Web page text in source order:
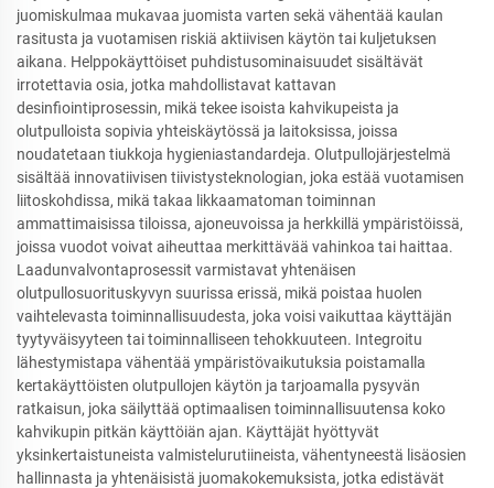
juomiskulmaa mukavaa juomista varten sekä vähentää kaulan
rasitusta ja vuotamisen riskiä aktiivisen käytön tai kuljetuksen
aikana. Helppokäyttöiset puhdistusominaisuudet sisältävät
irrotettavia osia, jotka mahdollistavat kattavan
desinfiointiprosessin, mikä tekee isoista kahvikupeista ja
olutpulloista sopivia yhteiskäytössä ja laitoksissa, joissa
noudatetaan tiukkoja hygieniastandardeja. Olutpullojärjestelmä
sisältää innovatiivisen tiivistysteknologian, joka estää vuotamisen
liitoskohdissa, mikä takaa likkaamatoman toiminnan
ammattimaisissa tiloissa, ajoneuvoissa ja herkkillä ympäristöissä,
joissa vuodot voivat aiheuttaa merkittävää vahinkoa tai haittaa.
Laadunvalvontaprosessit varmistavat yhtenäisen
olutpullosuorituskyvyn suurissa erissä, mikä poistaa huolen
vaihtelevasta toiminnallisuudesta, joka voisi vaikuttaa käyttäjän
tyytyväisyyteen tai toiminnalliseen tehokkuuteen. Integroitu
lähestymistapa vähentää ympäristövaikutuksia poistamalla
kertakäyttöisten olutpullojen käytön ja tarjoamalla pysyvän
ratkaisun, joka säilyttää optimaalisen toiminnallisuutensa koko
kahvikupin pitkän käyttöiän ajan. Käyttäjät hyöttyvät
yksinkertaistuneista valmistelurutiineista, vähentyneestä lisäosien
hallinnasta ja yhtenäisistä juomakokemuksista, jotka edistävät